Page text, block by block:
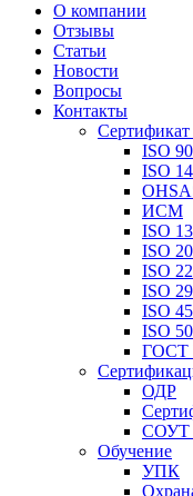
О компании
Отзывы
Статьи
Новости
Вопросы
Контакты
ISO
ISO
ИСМ
ISO
ISO
ISO
ISO
ISO
ISO
ГОСТ
ОДР
СОУТ
Обучение
УПК